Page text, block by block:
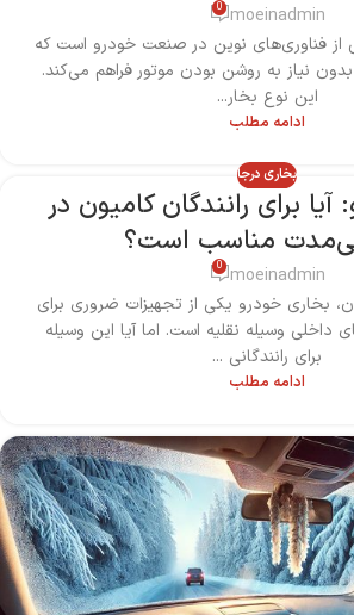
moeinadmin
0
از فناوری‌های نوین در صنعت خودرو است که
بدون نیاز به روشن بودن موتور فراهم می‌کند.
این نوع بخار...
ادامه مطلب
بخاری درجا
برای رانندگان کامیون در
مناسب است؟
moeinadmin
0
بخاری خودرو یکی از تجهیزات ضروری برای
وسیله نقلیه است. اما آیا این وسیله
برای رانندگانی ...
ادامه مطلب